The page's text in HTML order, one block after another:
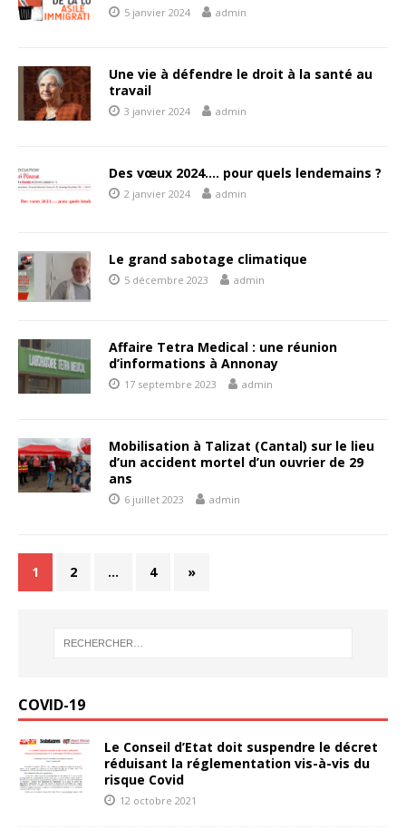
5 janvier 2024 admin
Une vie à défendre le droit à la santé au
travail
3 janvier 2024 admin
Des vœux 2024…. pour quels lendemains ?
2 janvier 2024 admin
Le grand sabotage climatique
5 décembre 2023 admin
Affaire Tetra Medical : une réunion
d’informations à Annonay
17 septembre 2023 admin
Mobilisation à Talizat (Cantal) sur le lieu
d’un accident mortel d’un ouvrier de 29
ans
6 juillet 2023 admin
1 2 … 4 »
COVID-19
Le Conseil d’Etat doit suspendre le décret
réduisant la réglementation vis-à-vis du
risque Covid
12 octobre 2021